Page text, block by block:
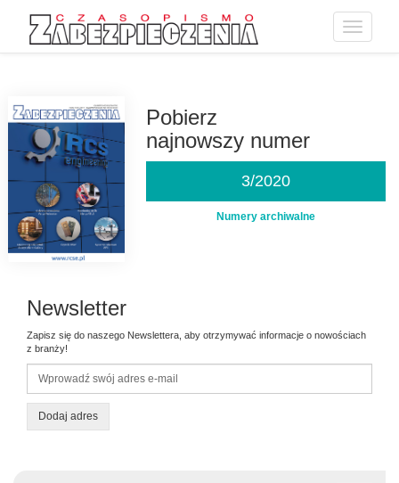
Toggle
Pobierz
najnowszy numer
3/2020
Numery archiwalne
Newsletter
Zapisz się do naszego Newslettera, aby otrzymywać informacje o nowościach
z branży!
Dodaj adres